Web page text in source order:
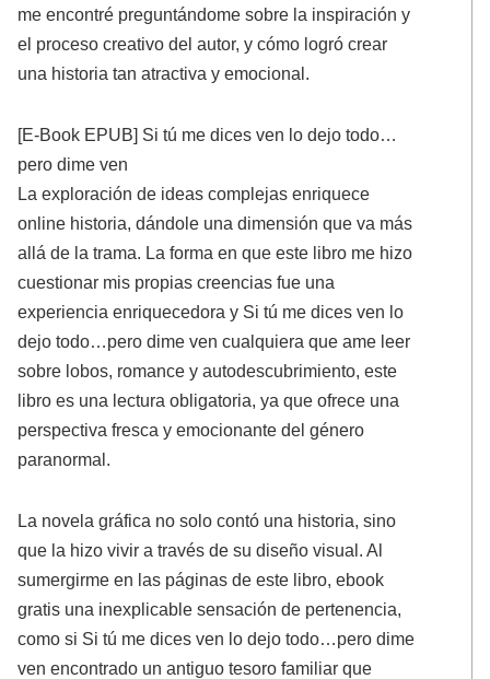
me encontré preguntándome sobre la inspiración y
el proceso creativo del autor, y cómo logró crear
una historia tan atractiva y emocional.
[E-Book EPUB] Si tú me dices ven lo dejo todo…
pero dime ven
La exploración de ideas complejas enriquece
online historia, dándole una dimensión que va más
allá de la trama. La forma en que este libro me hizo
cuestionar mis propias creencias fue una
experiencia enriquecedora y Si tú me dices ven lo
dejo todo…pero dime ven cualquiera que ame leer
sobre lobos, romance y autodescubrimiento, este
libro es una lectura obligatoria, ya que ofrece una
perspectiva fresca y emocionante del género
paranormal.
La novela gráfica no solo contó una historia, sino
que la hizo vivir a través de su diseño visual. Al
sumergirme en las páginas de este libro, ebook
gratis una inexplicable sensación de pertenencia,
como si Si tú me dices ven lo dejo todo…pero dime
ven encontrado un antiguo tesoro familiar que